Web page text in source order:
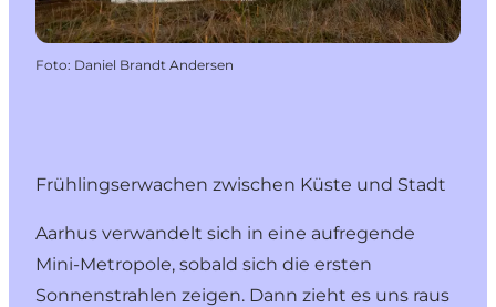
Foto: Daniel Brandt Andersen
Frühlingserwachen zwischen Küste und Stadt
Aarhus verwandelt sich in eine aufregende
Mini-Metropole, sobald sich die ersten
Sonnenstrahlen zeigen. Dann zieht es uns raus